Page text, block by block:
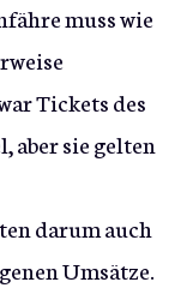
muss wie
Tickets des
aber sie gelten
darum auch
Umsätze.